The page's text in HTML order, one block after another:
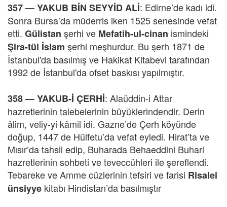
357 —YAKUB BİN SEYYİD ALİ: Edirne’de kadı idi.
Sonra Bursa’da müderris iken 1525 senesinde vefat
etti. Gülistan şerhi ve Mefatih-ul-cinan ismindeki
Şira-tül İslam şerhi meşhurdur. Bu şerh 1871 de
İstanbul'da basılmış ve Hakikat Kitabevi tarafından
1992 de İstanbul'da ofset baskısı yapılmıştır.
358 —YAKUB-İ ÇERHİ: Alaüddin-i Attar
hazretlerinin talebelerinin büyüklerindendir. Derin
âlim, veliy-yi kâmil idi. Gazne’de Çerh köyünde
doğup, 1447 de Hülfetu’da vefat eyledi. Hirat’ta ve
Mısır’da tahsil edip, Buharada Behaeddini Buhari
hazretlerinin sohbeti ve teveccühleri ile şereflendi.
Tebareke ve Amme cüzlerinin tefsiri ve farisi Risalei
ünsiyye kitabı Hindistan’da basılmıştır